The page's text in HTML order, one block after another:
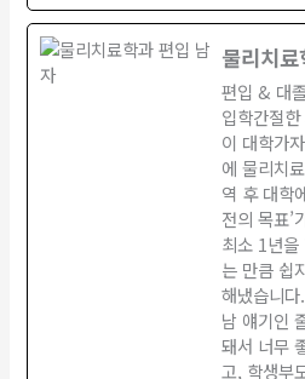
물리치
편입 & 대
입학간절
이 대학가
에 물리치
역 후 대학
전의 목표’
최소 1년을
는 만큼 쉽
해냈습니
남 얘기인
돼서 너무
고, 학생부